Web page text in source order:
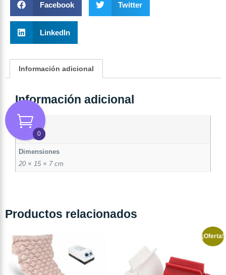
Facebook Twitter
LinkedIn
Información adicional
Información adicional
Peso
0,5 kg
Dimensiones
20 × 15 × 7 cm
Productos relacionados
¡Oferta!
0